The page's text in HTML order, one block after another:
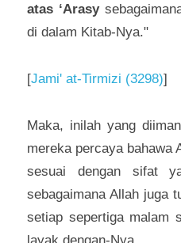
atas ‘Arasy
di dalam Kitab-Nya."
[Jami' at-Tirmizi (3298)]
Maka, inilah yang
mereka percaya bahawa
sesuai dengan sifat
sebagaimana Allah juga
setiap sepertiga malam
layak dengan-Nya.